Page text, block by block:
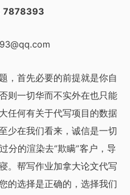
7878393
，首先必要的前提就是你自
则一切华而不实外在也只能
任何有关于代写项目的数据
少在我们看来，诚信是一切
分的渲染去“欺瞒”客户，导
。帮写作业加拿大论文代写
的选择是正确的，选择我们